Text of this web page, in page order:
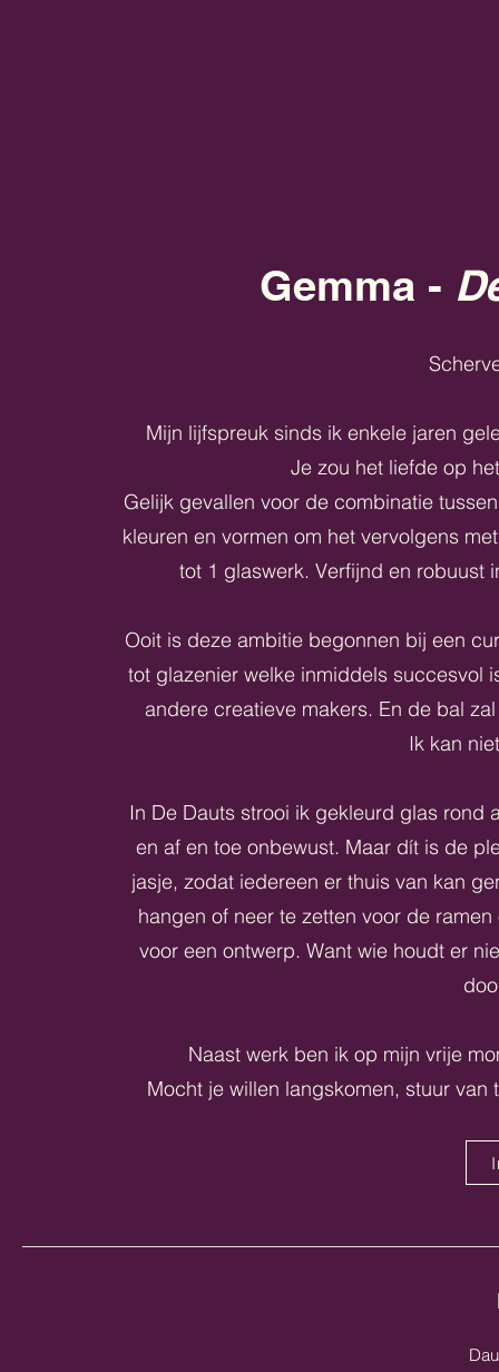
Gemma -
Mijn lijfspreuk sinds ik enkele jaren
Je zou het liefde op
Gelijk gevallen voor de combinatie
kleuren en vormen om het vervolgens
tot 1 glaswerk. Verfijnd en robuust
Ooit is deze ambitie begonnen bij een
tot glazenier welke inmiddels succesvol
andere creatieve makers. En de bal
Ik kan
In De Dauts strooi ik gekleurd glas rond
en af en toe onbewust. Maar dít is de
jasje, zodat iedereen er thuis van kan
hangen of neer te zetten voor de
voor een ontwerp. Want wie houdt er
Naast werk ben ik op mijn vrije
Mocht je willen langskomen, stuur